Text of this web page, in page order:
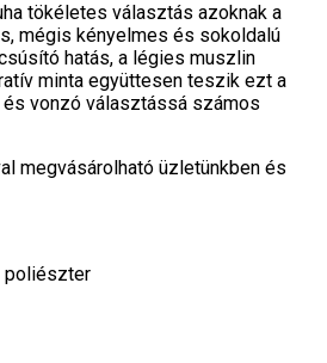
tökéletes választás azoknak a
mégis kényelmes és sokoldalú
hatás, a légies muszlin
minta együttesen teszik ezt a
vonzó választássá számos
megvásárolható üzletünkben és
poliészter